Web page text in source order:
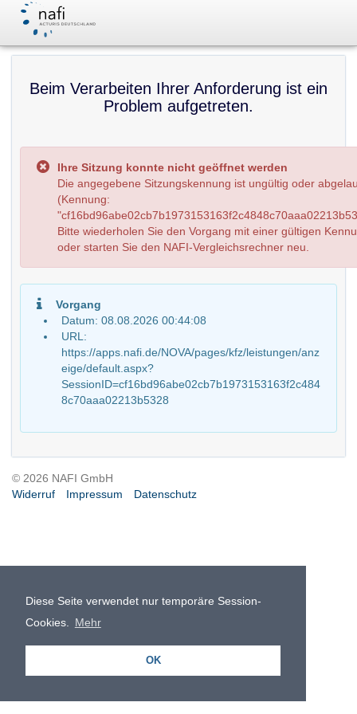
Diese Seite verwendet nur temporäre Session-
Cookies.
Mehr
OK
Beim Verarbeiten Ihrer Anforderung ist ein
Problem aufgetreten.
Ihre Sitzung konnte nicht geöffnet werden
Die angegebene Sitzungskennung ist ungültig oder
(Kennung:
Bitte wiederholen Sie den Vorgang mit einer gültigen
oder starten Sie den NAFI-Vergleichsrechner neu.
Vorgang
Datum: 08.08.2026 00:44:08
URL:
https://apps.nafi.de/NOVA/pages/kfz/leistungen/anz
eige/default.aspx?
SessionID=cf16bd96abe02cb7b1973153163f2c484
8c70aaa02213b5328
© 2026 NAFI GmbH
Widerruf
Impressum Datenschutz